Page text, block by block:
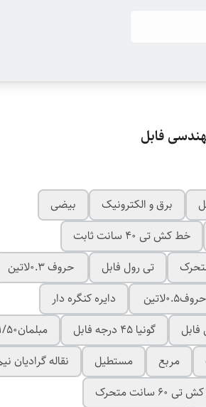
فابل
برق و الکترونیک
بیضی
خط کش تی 40 سانت ثابت
تی رول فابل
حروف 0.3لاتین
حروف0.5لاتین
دایره کنگره دار
گونیا 45 درجه فابل
مبلمان1/50
مربع مستطیل
نقاله گرادیان
سانت متحرک